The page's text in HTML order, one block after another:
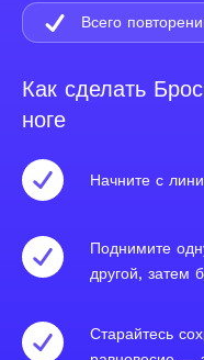
Как сделать
ноге
Начните с
Поднимите
другой, затем
Старайтесь
Всего